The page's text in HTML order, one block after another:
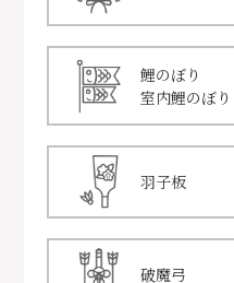
鯉のぼり
室内鯉のぼり
羽子板
破魔弓